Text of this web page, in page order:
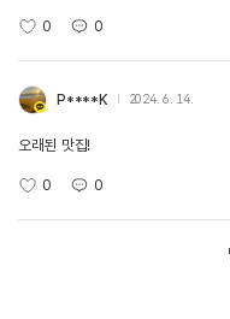
0 0
P****K 2024. 6. 14.
오래된 맛집!
0 0